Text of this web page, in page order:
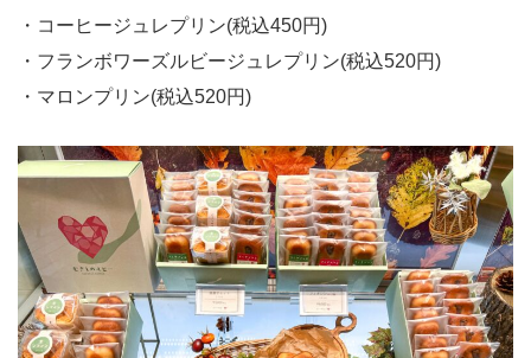
・コーヒージュレプリン(税込450円)
・フランボワーズルビージュレプリン(税込520円)
・マロンプリン(税込520円)